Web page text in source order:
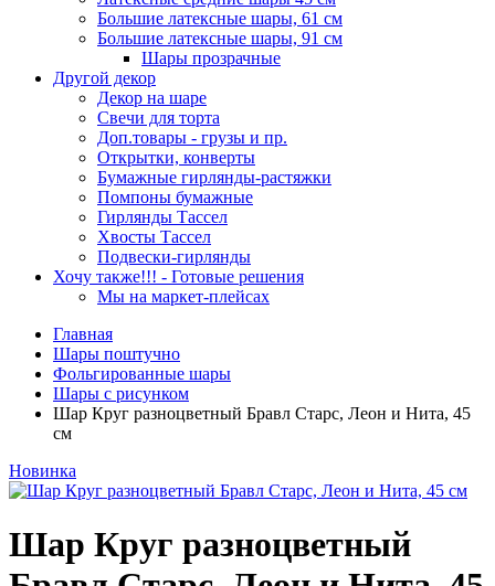
Большие латексные шары, 61 см
Большие латексные шары, 91 см
Шары прозрачные
Другой декор
Декор на шаре
Свечи для торта
Доп.товары - грузы и пр.
Открытки, конверты
Бумажные гирлянды-растяжки
Помпоны бумажные
Гирлянды Тассел
Хвосты Тассел
Подвески-гирлянды
Хочу также!!! - Готовые решения
Мы на маркет-плейсах
Главная
Шары поштучно
Фольгированные шары
Шары с рисунком
Шар Круг разноцветный Бравл Старс, Леон и Нита, 45
см
Новинка
Шар Круг разноцветный